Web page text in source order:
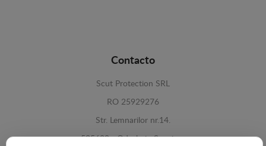
Contacto
Scut Protection SRL
RO 25929276
Str. Lemnarilor nr.14.
535600 - Odorheiu Secuiesc